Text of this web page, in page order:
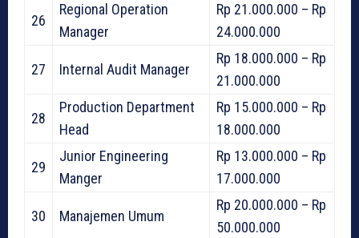
26
Regional Operation
Manager
Rp 21.000.000 – Rp
24.000.000
27 Internal Audit Manager
Rp 18.000.000 – Rp
21.000.000
28
Production Department
Head
Rp 15.000.000 – Rp
18.000.000
29
Junior Engineering
Manger
Rp 13.000.000 – Rp
17.000.000
30 Manajemen Umum
Rp 20.000.000 – Rp
50.000.000